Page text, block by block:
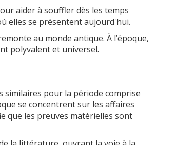
aider à souffler dès les temps
elles se présentent aujourd'hui.
au monde antique. À l’époque,
polyvalent et universel.
pour la période comprise
se concentrent sur les affaires
que les preuves matérielles sont